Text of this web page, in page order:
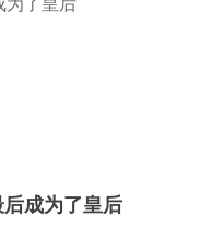
成为了皇后